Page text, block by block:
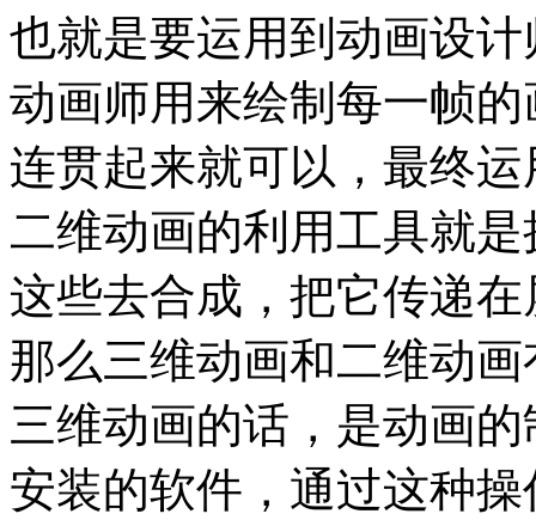
也就是要运用到动画设
动画师用来绘制每一帧
连贯起来就可以，最终
二维动画的利用工具就
这些去合成，把它传递
那么三维动画和二维动
三维动画的话，是动画
安装的软件，通过这种